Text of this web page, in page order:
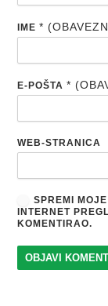
IME*
E-POŠTA*
WEB-STRANICA
SPREMI
INTERNET
KOMENTIRAO.